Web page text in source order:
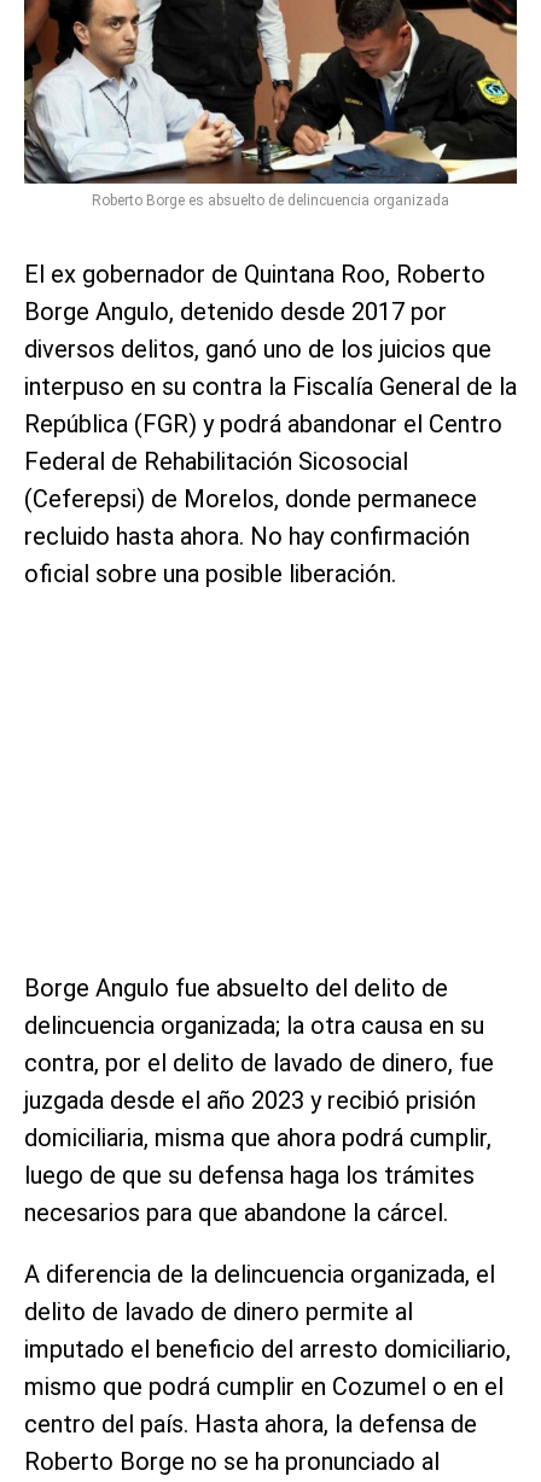
Roberto Borge es absuelto de delincuencia organizada
El ex gobernador de Quintana Roo, Roberto
Borge Angulo, detenido desde 2017 por
diversos delitos, ganó uno de los juicios que
interpuso en su contra la Fiscalía General de la
República (FGR) y podrá abandonar el Centro
Federal de Rehabilitación Sicosocial
(Ceferepsi) de Morelos, donde permanece
recluido hasta ahora. No hay confirmación
oficial sobre una posible liberación.
Borge Angulo fue absuelto del delito de
delincuencia organizada; la otra causa en su
contra, por el delito de lavado de dinero, fue
juzgada desde el año 2023 y recibió prisión
domiciliaria, misma que ahora podrá cumplir,
luego de que su defensa haga los trámites
necesarios para que abandone la cárcel.
A diferencia de la delincuencia organizada, el
delito de lavado de dinero permite al
imputado el beneficio del arresto domiciliario,
mismo que podrá cumplir en Cozumel o en el
centro del país. Hasta ahora, la defensa de
Roberto Borge no se ha pronunciado al